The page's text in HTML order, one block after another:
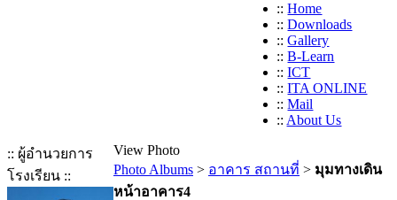
:: Home
:: Downloads
:: Gallery
:: B-Learn
:: ICT
:: ITA ONLINE
:: Mail
:: About Us
:: ผู้อำนวยการ
โรงเรียน ::
View Photo
Photo Albums > อาคาร สถานที่ > มุมทางเดิน
หน้าอาคาร4